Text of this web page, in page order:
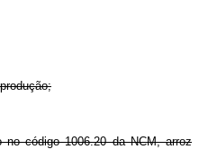
no código 1006.20 da NCM, arroz